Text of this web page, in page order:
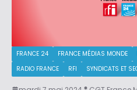
FRANCE 24 FRANCE MÉDIAS MONDE
RADIO FRANCE
RFI SYNDICATS ET